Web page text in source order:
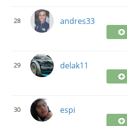
28 andres33
29 delak11
30 espi